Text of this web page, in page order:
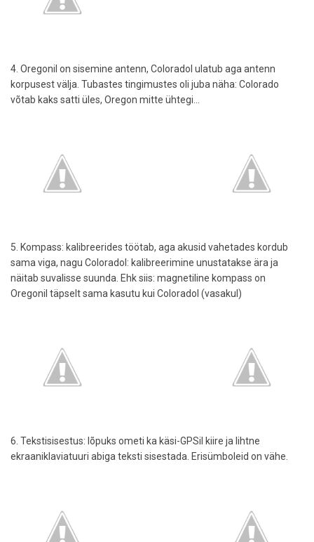
4. Oregonil on sisemine antenn, Coloradol ulatub aga antenn
korpusest välja. Tubastes tingimustes oli juba näha: Colorado
võtab kaks satti üles, Oregon mitte ühtegi...
5. Kompass: kalibreerides töötab, aga akusid vahetades kordub
sama viga, nagu Coloradol: kalibreerimine unustatakse ära ja
näitab suvalisse suunda. Ehk siis: magnetiline kompass on
Oregonil täpselt sama kasutu kui Coloradol (vasakul)
6. Tekstisisestus: lõpuks ometi ka käsi-GPSil kiire ja lihtne
ekraaniklaviatuuri abiga teksti sisestada. Erisümboleid on vähe.